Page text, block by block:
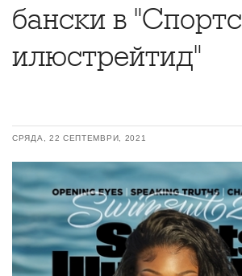
бански в "Спортс
илюстрейтид"
СРЯДА, 22 СЕПТЕМВРИ, 2021